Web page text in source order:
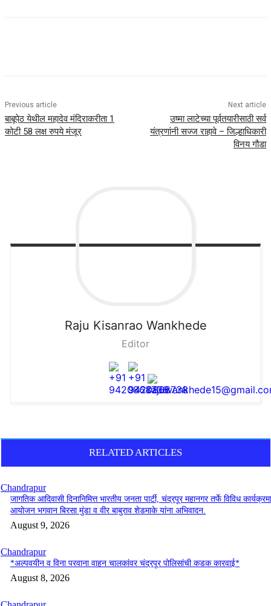
Previous article
बाबूपेठ येथील महादेव मंदिराकरीता 1
कोटी 58 लक्ष रुपये मंजूर
Next article
उष्मा लाटेच्या पूर्वतयारीसाठी सर्व
यंत्रणांनी सज्ज राहावे – जिल्हाधिकारी
विनय गौडा
Raju Kisanrao Wankhede
Editor
RELATED ARTICLES
Chandrapur
जागतिक आदिवासी दिनानिमित्त भारतीय जनता पार्टी, चंद्रपूर महानगर तर्फे विविध
आयोजन भगवान बिरसा मुंडा व वीर बाबुराव शेडमाके यांना अभिवादन.
August 9, 2026
Chandrapur
*अल्पवयीन व विना परवाना वाहन चालकांवर चंद्रपूर पोलिसांची कडक कारवाई*
August 8, 2026